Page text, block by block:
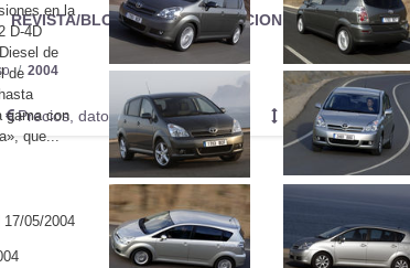
REVISTA/BLOG OTRAS SECCIONES
2004
Precios, datos y equipamientos Mediciones propias
en la
D-4D
de
de
gama con
que...
17/05/2004